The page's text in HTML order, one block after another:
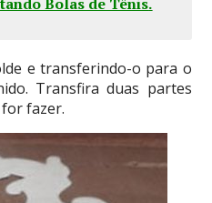
e transferindo-o para o
Transfira duas partes
fazer.